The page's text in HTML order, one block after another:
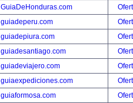
GuiaDeHonduras.com
guiadeperu.com
guiadepiura.com
guiadesantiago.com
guiadeviajero.com
guiaexpediciones.com
guiaformosa.com